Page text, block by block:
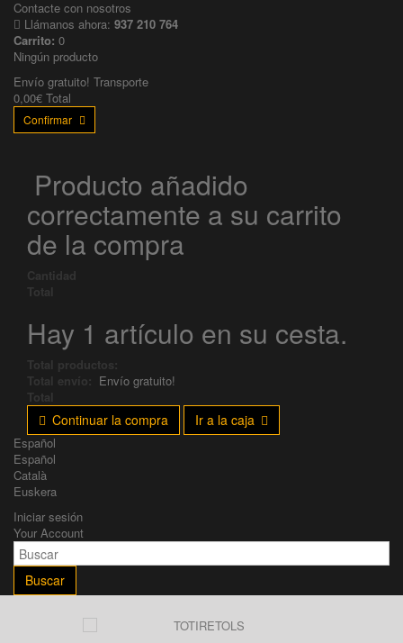
Contacte con nosotros
Llámanos ahora: 937 210 764
Carrito: 0
Ningún producto
Envío gratuito! Transporte
0,00€ Total
Confirmar
Producto añadido
correctamente a su carrito
de la compra
Cantidad
Total
Hay 1 artículo en su cesta.
Total productos:
Total envío: Envío gratuito!
Total
Continuar la compra Ir a la caja
Español
Español
Català
Euskera
Iniciar sesión
Your Account
Buscar